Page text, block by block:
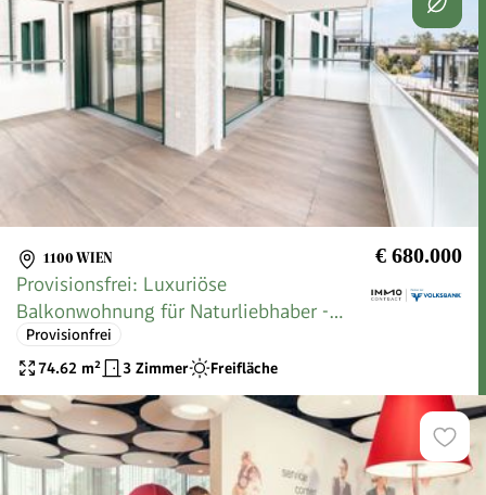
1100 WIEN € 680.000
Provisionsfrei: Luxuriöse
Balkonwohnung für Naturliebhaber -
Ruhig und einzigartig
Provisionfrei
74.62 m² 3 Zimmer Freifläche